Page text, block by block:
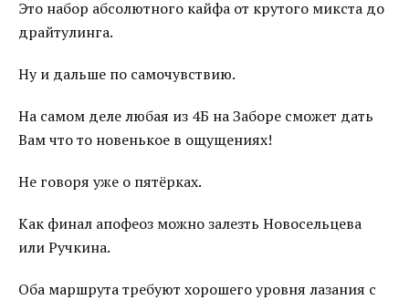
Это набор абсолютного кайфа от крутого микста до
драйтулинга.
Ну и дальше по самочувствию.
На самом деле любая из 4Б на Заборе сможет дать
Вам что то новенькое в ощущениях!
Не говоря уже о пятёрках.
Как финал апофеоз можно залезть Новосельцева
или Ручкина.
Оба маршрута требуют хорошего уровня лазания с